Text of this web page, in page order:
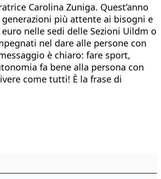
Carolina Zuniga. Quest’anno
più attente ai bisogni e
nelle sedi delle Sezioni Uildm o
nel dare alle persone con
è chiaro: fare sport,
fa bene alla persona con
come tutti! È la frase di